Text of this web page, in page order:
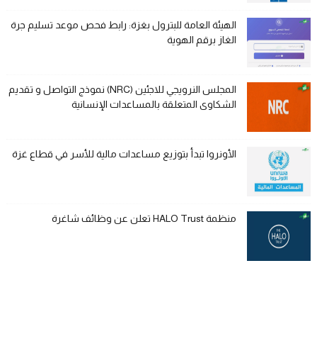
الهيئة العامة للبترول بغزة: رابط فحص موعد تسليم جرة
الغاز برقم الهوية
المجلس النرويجي للاجئين (NRC) نموذج التواصل و تقديم
الشكاوى المتعلقة بالمساعدات الإنسانية
الأونروا تبدأ بتوزيع مساعدات مالية للأسر في قطاع غزة
منظمة HALO Trust تعلن عن وظائف شاغرة